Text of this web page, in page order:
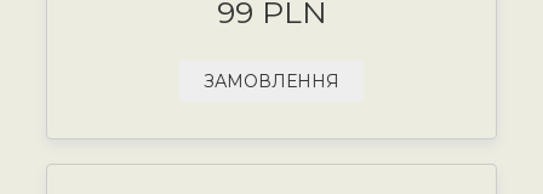
99 PLN
ЗАМОВЛЕННЯ